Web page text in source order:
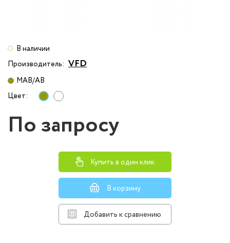
В наличии
Производитель: VFD
MAB/AB
Цвет:
По запросу
Купить в один клик
В корзину
Добавить к сравнению